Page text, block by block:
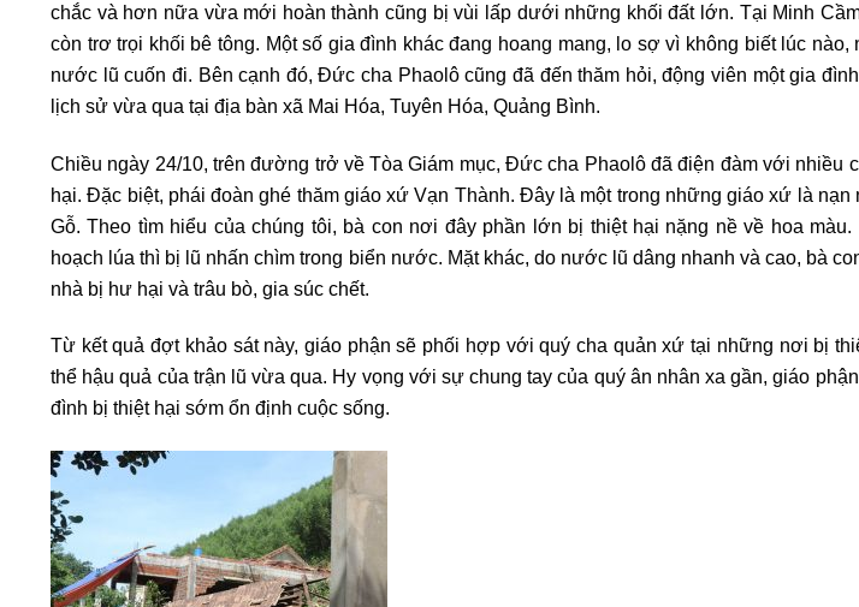
chắc và hơn nữa vừa mới hoàn thành cũng bị vùi lấp dưới những khối đất lớn. Tại Minh
còn trơ trọi khối bê tông. Một số gia đình khác đang hoang mang, lo sợ vì không biết lúc nào,
nước lũ cuốn đi. Bên cạnh đó, Đức cha Phaolô cũng đã đến thăm hỏi, động viên một gia
lịch sử vừa qua tại địa bàn xã Mai Hóa, Tuyên Hóa, Quảng Bình.
Chiều ngày 24/10, trên đường trở về Tòa Giám mục, Đức cha Phaolô đã điện đàm với nhiều
hại. Đặc biệt, phái đoàn ghé thăm giáo xứ Vạn Thành. Đây là một trong những giáo xứ là
Gỗ. Theo tìm hiểu của chúng tôi, bà con nơi đây phần lớn bị thiệt hại nặng nề về hoa
hoạch lúa thì bị lũ nhấn chìm trong biển nước. Mặt khác, do nước lũ dâng nhanh và cao, bà
nhà bị hư hại và trâu bò, gia súc chết.
Từ kết quả đợt khảo sát này, giáo phận sẽ phối hợp với quý cha quản xứ tại những nơi bị
thể hậu quả của trận lũ vừa qua. Hy vọng với sự chung tay của quý ân nhân xa gần, giáo
đình bị thiệt hại sớm ổn định cuộc sống.